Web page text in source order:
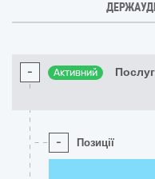
- Активний
- Позиції